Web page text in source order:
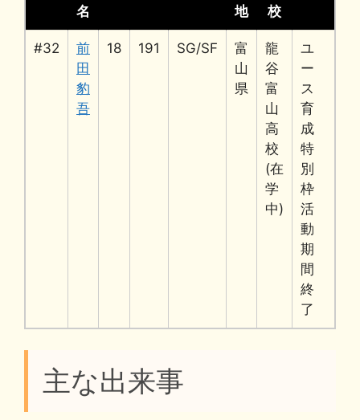
名
地
校
#32
前
田
豹
吾
18 191 SG/SF
富
山
県
龍
谷
富
山
高
校
(在
学
中)
ユ
ー
ス
育
成
特
別
枠
活
動
期
間
終
了
主な出来事